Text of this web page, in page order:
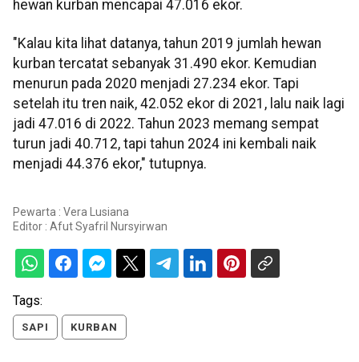
hewan kurban mencapai 47.016 ekor.
"Kalau kita lihat datanya, tahun 2019 jumlah hewan
kurban tercatat sebanyak 31.490 ekor. Kemudian
menurun pada 2020 menjadi 27.234 ekor. Tapi
setelah itu tren naik, 42.052 ekor di 2021, lalu naik lagi
jadi 47.016 di 2022. Tahun 2023 memang sempat
turun jadi 40.712, tapi tahun 2024 ini kembali naik
menjadi 44.376 ekor," tutupnya.
Pewarta : Vera Lusiana
Editor : Afut Syafril Nursyirwan
Tags:
SAPI KURBAN